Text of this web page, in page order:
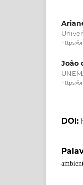
https://
João
https://
DOI: